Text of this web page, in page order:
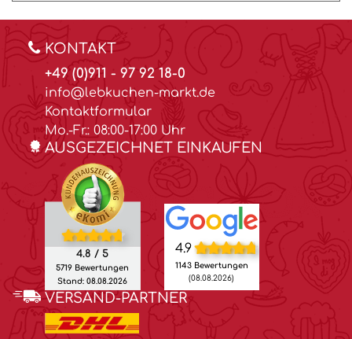
KONTAKT
+49 (0)911 - 97 92 18-0
info@lebkuchen-markt.de
Kontaktformular
Mo.-Fr.: 08:00-17:00 Uhr
AUSGEZEICHNET EINKAUFEN
4.8 / 5
5719 Bewertungen
Stand: 08.08.2026
4.9
1143 Bewertungen
(08.08.2026)
VERSAND-PARTNER